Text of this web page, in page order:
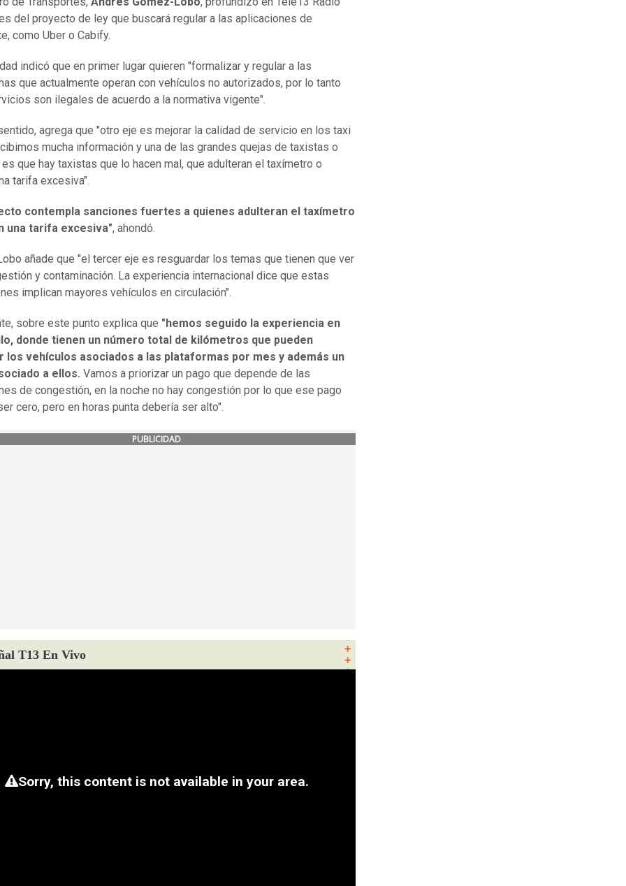
del proyecto de ley que buscará regular a las aplicaciones de
como Uber o Cabify.
indicó que en primer lugar quieren "formalizar y regular a las
que actualmente operan con vehículos no autorizados, por lo tanto
son ilegales de acuerdo a la normativa vigente".
agrega que "otro eje es mejorar la calidad de servicio en los taxi
mucha información y una de las grandes quejas de taxistas o
que hay taxistas que lo hacen mal, que adulteran el taxímetro o
tarifa excesiva".
contempla sanciones fuertes a quienes adulteran el taxímetro
una tarifa excesiva", ahondó.
añade que "el tercer eje es resguardar los temas que tienen que ver
y contaminación. La experiencia internacional dice que estas
implican mayores vehículos en circulación".
sobre este punto explica que "hemos seguido la experiencia en
donde tienen un número total de kilómetros que pueden
vehículos asociados a las plataformas por mes y además un
a ellos. Vamos a priorizar un pago que depende de las
de congestión, en la noche no hay congestión por lo que ese pago
cero, pero en horas punta debería ser alto".
PUBLICIDAD
T13 En Vivo